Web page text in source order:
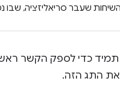
שעבר סריאליזציה,